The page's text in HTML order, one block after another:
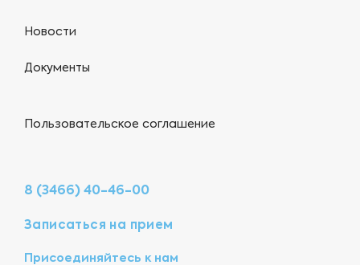
Новости
Документы
Пользовательское соглашение
8 (3466) 40-46-00
Записаться на прием
Присоединяйтесь к нам